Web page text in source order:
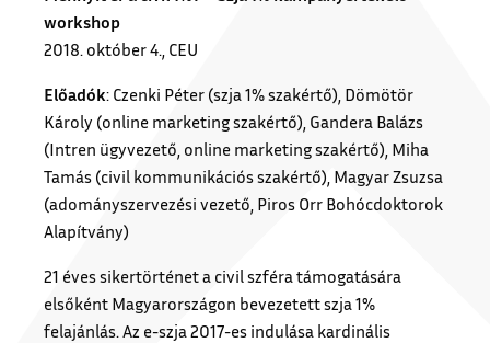
workshop
2018. október 4., CEU
Előadók: Czenki Péter (szja 1% szakértő), Dömötör
Károly (online marketing szakértő), Gandera Balázs
(Intren ügyvezető, online marketing szakértő), Miha
Tamás (civil kommunikációs szakértő), Magyar Zsuzsa
(adományszervezési vezető, Piros Orr Bohócdoktorok
Alapítvány)
21 éves sikertörténet a civil szféra támogatására
elsőként Magyarországon bevezetett szja 1%
felajánlás. Az e-szja 2017-es indulása kardinális